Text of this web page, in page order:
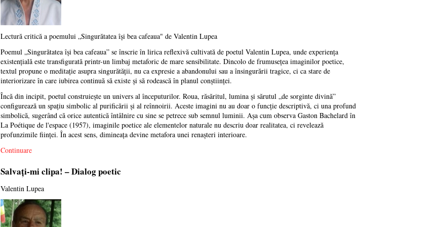
Lectură critică a poemului „Singurătatea își bea cafeaua" de Valentin Lupea
Poemul „Singurătatea își bea cafeaua” se înscrie în lirica reflexivă cultivată de poetul Valentin Lupea, unde experiența
existențială este transfigurată printr-un limbaj metaforic de mare sensibilitate. Dincolo de frumusețea imaginilor poetice,
textul propune o meditație asupra singurătății, nu ca expresie a abandonului sau a însingurării tragice, ci ca stare de
interiorizare în care iubirea continuă să existe și să rodească în planul conștiinței.
Încă din incipit, poetul construiește un univers al începuturilor. Roua, răsăritul, lumina și sărutul „de sorginte divină”
configurează un spațiu simbolic al purificării și al reînnoirii. Aceste imagini nu au doar o funcție descriptivă, ci una profund
simbolică, sugerând că orice autentică întâlnire cu sine se petrece sub semnul luminii. Așa cum observa Gaston Bachelard în
La Poétique de l'espace (1957), imaginile poetice ale elementelor naturale nu descriu doar realitatea, ci revelează
profunzimile ființei. În acest sens, dimineața devine metafora unei renașteri interioare.
Continuare
Salvați-mi clipa! – Dialog poetic
Valentin Lupea